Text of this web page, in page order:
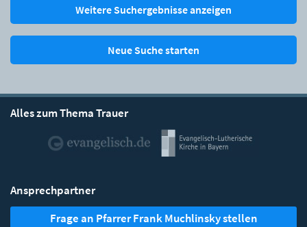
Weitere Suchergebnisse anzeigen
Neue Suche starten
Alles zum Thema Trauer
Ansprechpartner
Frage an Pfarrer Frank Muchlinsky stellen